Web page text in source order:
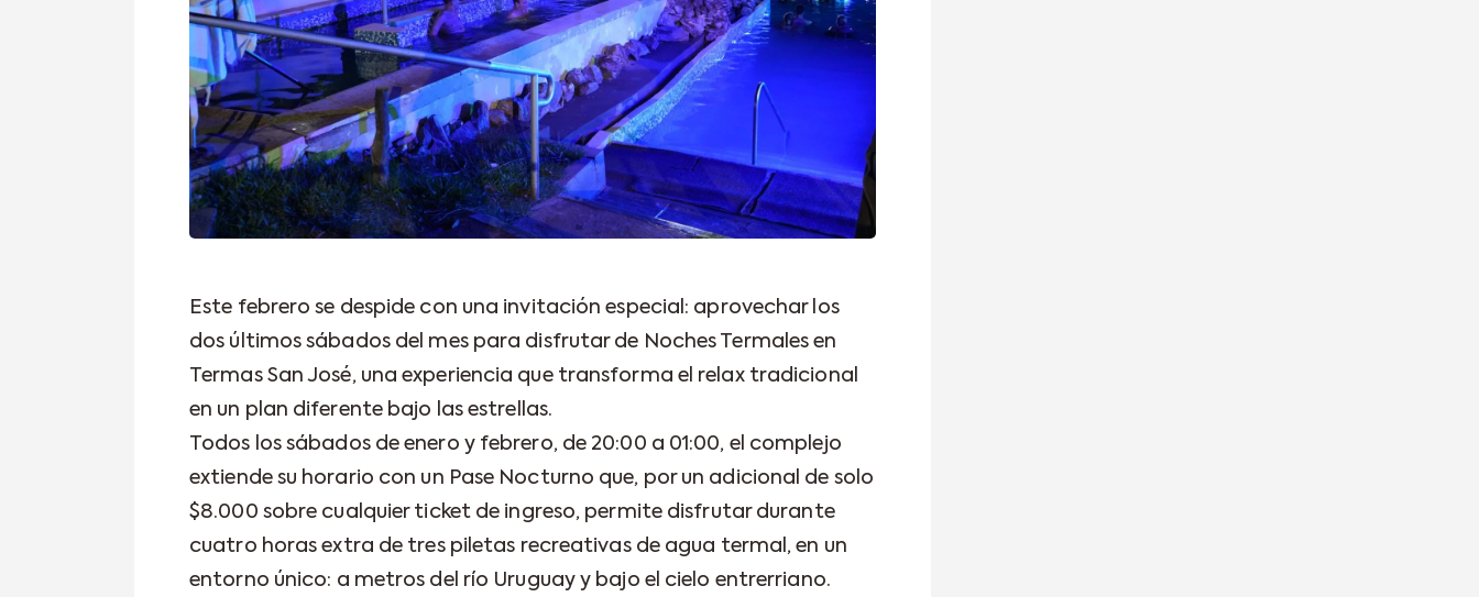
Este febrero se despide con una invitación especial: aprovechar los
dos últimos sábados del mes para disfrutar de Noches Termales en
Termas San José, una experiencia que transforma el relax tradicional
en un plan diferente bajo las estrellas.
Todos los sábados de enero y febrero, de 20:00 a 01:00, el complejo
extiende su horario con un Pase Nocturno que, por un adicional de solo
$8.000 sobre cualquier ticket de ingreso, permite disfrutar durante
cuatro horas extra de tres piletas recreativas de agua termal, en un
entorno único: a metros del río Uruguay y bajo el cielo entrerriano.